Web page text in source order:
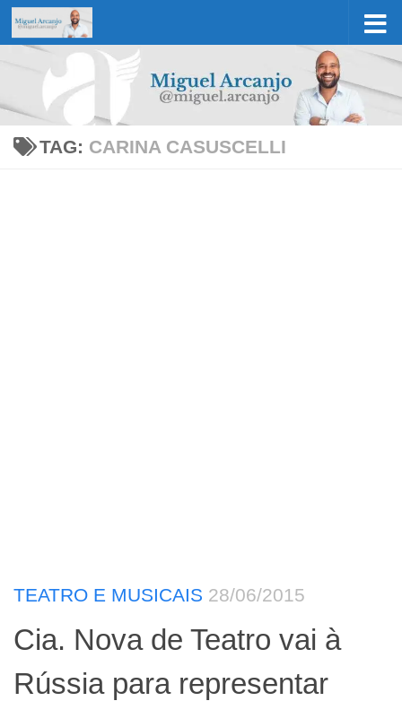
Skip to content
TAG: CARINA CASUSCELLI
TEATRO E MUSICAIS 28/06/2015
Cia. Nova de Teatro vai à
Rússia para representar